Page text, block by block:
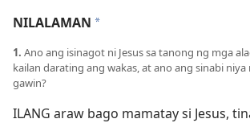
NILALAMAN a
1. Ano ang isinagot ni Jesus sa tanong ng mga
kailan darating ang wakas, at ano ang sinabi
gawin?
ILANG araw bago mamatay si Jesus,